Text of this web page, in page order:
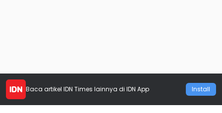
Baca artikel IDN Times lainnya di IDN App Install